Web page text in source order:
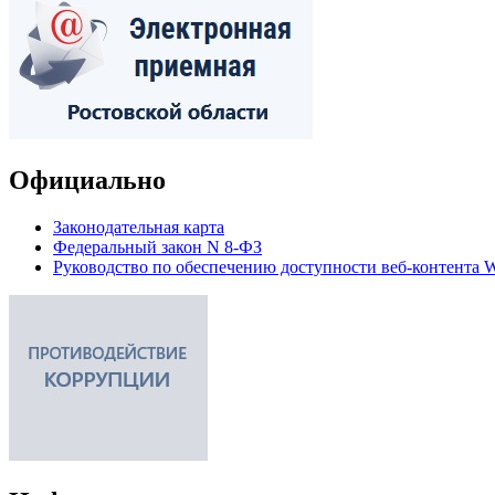
Официально
Законодательная карта
Федеральный закон N 8-ФЗ
Руководство по обеспечению доступности веб-контента